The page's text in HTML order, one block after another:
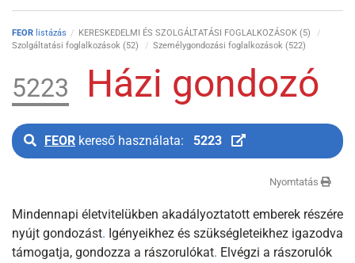
FEOR listázás
KERESKEDELMI ÉS SZOLGÁLTATÁSI FOGLALKOZÁSOK (5)
Szolgáltatási foglalkozások (52)
Személygondozási foglalkozások (522)
5223 Házi gondozó
FEOR kereső használata: 5223
Nyomtatás
Mindennapi életvitelükben akadályoztatott emberek részére
nyújt gondozást. Igényeikhez és szükségleteikhez igazodva
támogatja, gondozza a rászorulókat. Elvégzi a rászorulók